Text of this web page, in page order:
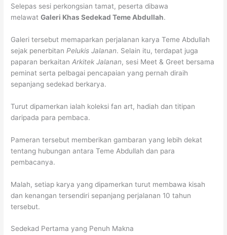
Selepas sesi perkongsian tamat, peserta dibawa
melawatGaleri Khas Sedekad Teme Abdullah.
Galeri tersebut memaparkan perjalanan karya Teme Abdullah
sejak penerbitan Pelukis Jalanan. Selain itu, terdapat juga
paparan berkaitanArkitek Jalanan, sesi Meet & Greet bersama
peminat serta pelbagai pencapaian yang pernah diraih
sepanjang sedekad berkarya.
Turut dipamerkan ialah koleksi fan art, hadiah dan titipan
daripada para pembaca.
Pameran tersebut memberikan gambaran yang lebih dekat
tentang hubungan antara Teme Abdullah dan para
pembacanya.
Malah, setiap karya yang dipamerkan turut membawa kisah
dan kenangan tersendiri sepanjang perjalanan 10 tahun
tersebut.
Sedekad Pertama yang Penuh Makna